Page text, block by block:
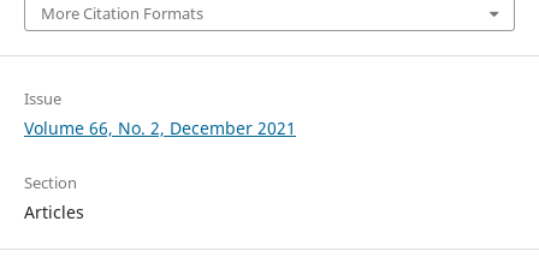
More Citation Formats
Issue
Volume 66, No. 2, December 2021
Section
Articles